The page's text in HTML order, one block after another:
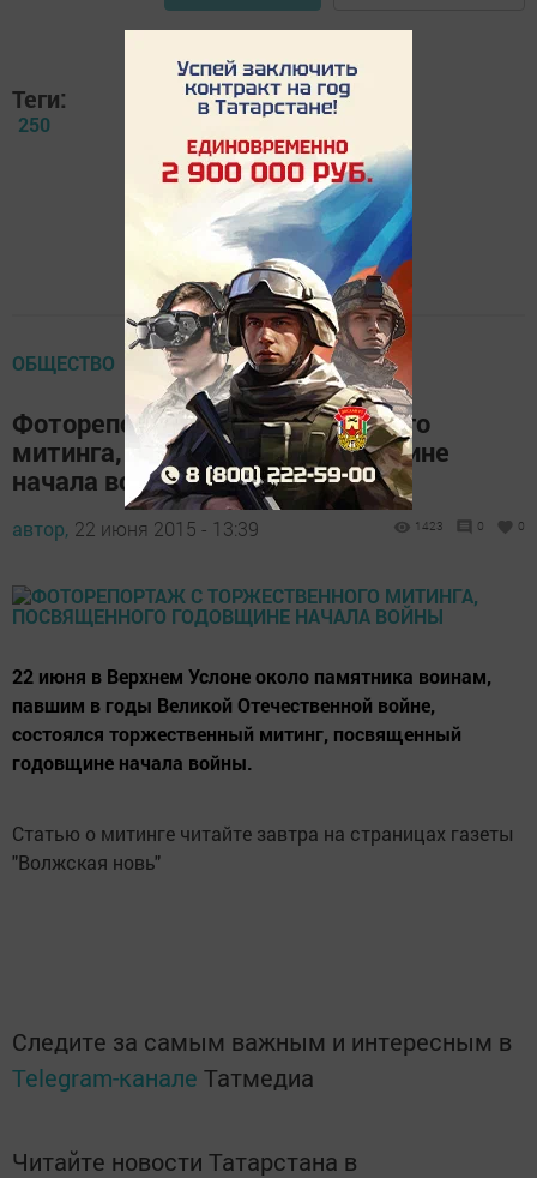
Теги:
250
ОБЩЕСТВО
Фоторепортаж с торжественного
митинга, посвященного годовщине
начала войны
автор, 22 июня 2015 - 13:39 1423 0 0
22 июня в Верхнем Услоне около памятника воинам,
павшим в годы Великой Отечественной войне,
состоялся торжественный митинг, посвященный
годовщине начала войны.
Статью о митинге читайте завтра на страницах газеты
"Волжская новь"
Следите за самым важным и интересным в
Telegram-канале Татмедиа
Читайте новости Татарстана в